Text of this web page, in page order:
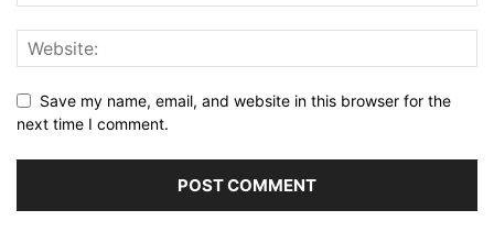
Save my name, email, and website in this browser for the
next time I comment.